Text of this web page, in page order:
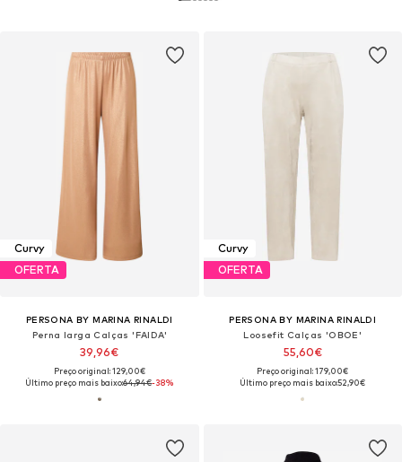
Curvy
OFERTA
PERSONA BY MARINA RINALDI
Perna larga Calças 'FAIDA'
39,96€
Preço original: 129,00€
Último preço mais baixo:64,94€-38%
Curvy
OFERTA
PERSONA BY MARINA RINALDI
Loosefit Calças 'OBOE'
55,60€
Preço original: 179,00€
Último preço mais baixo:52,90€